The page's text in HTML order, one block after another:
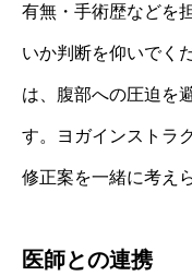
有無・手術歴などを
いか判断を仰いでく
は、腹部への圧迫を
す。ヨガインストラ
修正案を一緒に考え
医師との連携